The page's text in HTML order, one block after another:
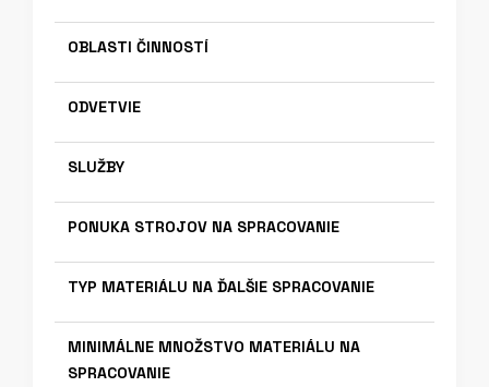
OBLASTI ČINNOSTÍ
ODVETVIE
SLUŽBY
PONUKA STROJOV NA SPRACOVANIE
TYP MATERIÁLU NA ĎALŠIE SPRACOVANIE
MINIMÁLNE MNOŽSTVO MATERIÁLU NA
SPRACOVANIE